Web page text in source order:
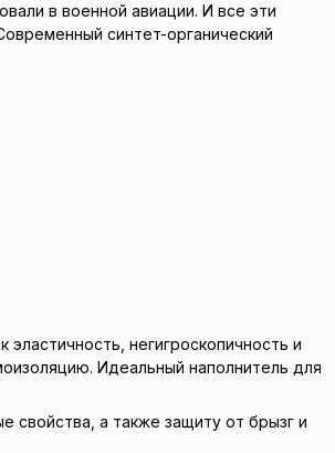
в военной авиации. И все эти
синтет-органический
негигроскопичность и
Идеальный наполнитель для
свойства, а также защиту от брызг и